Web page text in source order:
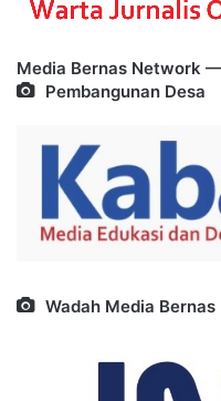
Media Bernas Network
Pembangunan Desa
Wadah Media